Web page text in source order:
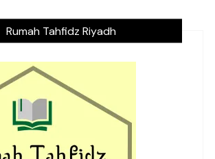
Rumah Tahfidz Riyadh